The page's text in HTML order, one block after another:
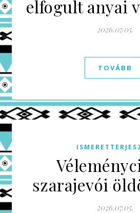
elfogult anyai
2026.07.05.
TOVÁBB
szarajevói
2026.07.05.